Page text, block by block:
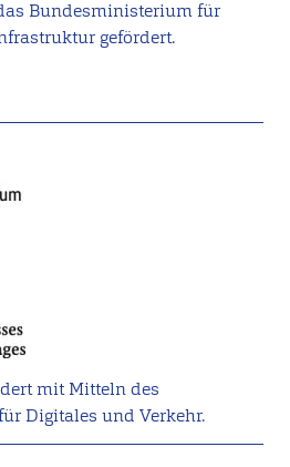
Bundesministerium für
gefördert.
mit Mitteln des
Digitales und Verkehr.